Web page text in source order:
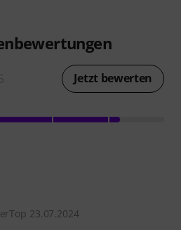
Jetzt bewerten
23.07.2024